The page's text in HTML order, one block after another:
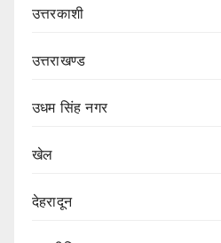
उत्तरकाशी
उत्तराखण्ड
उधम सिंह नगर
खेल
देहरादून